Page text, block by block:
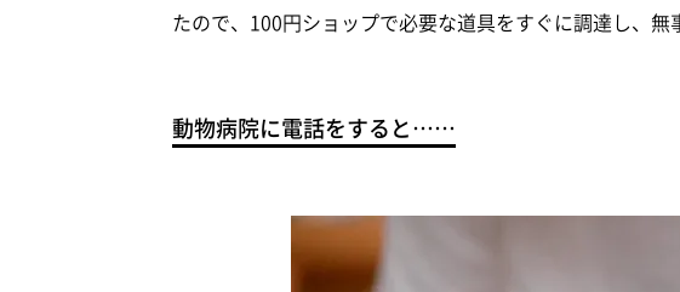
たので、100円ショップで必要な道具をすぐに調達し、無
動物病院に電話をすると……